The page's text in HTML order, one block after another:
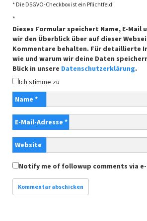
* Die DSGVO-Checkbox ist ein Pflichtfeld
*
Dieses Formular speichert Name, E-Mail
wir den Überblick über auf dieser
Kommentare behalten. Für detaillierte
wie und warum wir deine Daten
Blick in unsere Datenschutzerklärung.
Ich stimme zu
Name *
E-Mail-Adresse *
Website
Notify me of followup comments via